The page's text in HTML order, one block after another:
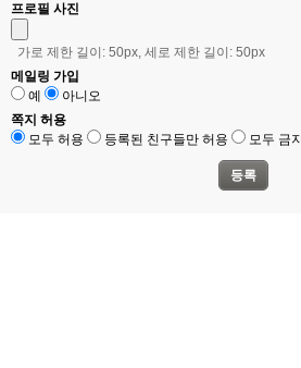
프로필 사진
가로 제한 길이: 50px, 세로 제한 길이: 50px
메일링 가입
예
아니오
쪽지 허용
모두 허용
등록된 친구들만 허용 모두 금지